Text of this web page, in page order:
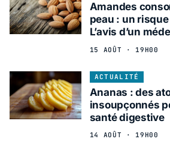
Amandes
peau : un
L’avis d’un
15 AOÛT · 19H00
ACTUALITÉ
Ananas : des
insoupçonnés
santé digestive
14 AOÛT · 19H00